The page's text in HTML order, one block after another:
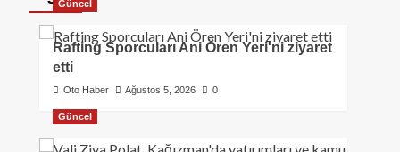
Güncel
Rafting Sporcuları Ani Ören Yeri'ni ziyaret
etti
Oto Haber Ağustos 5, 2026 0
Güncel